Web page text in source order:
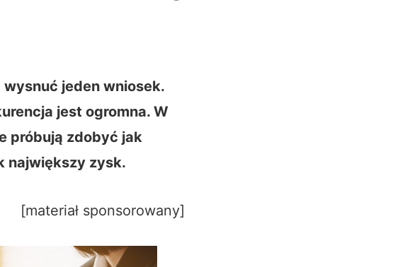
jeden wniosek.
jest ogromna. W
próbują zdobyć jak
największy zysk.
[materiał sponsorowany]